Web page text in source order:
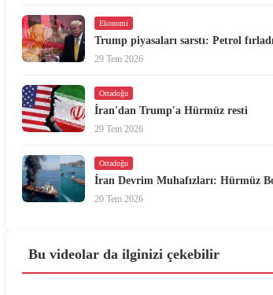
Ekonomi
Trump piyasaları sarstı: Petrol
29 Tem 2026
Ortadoğu
İran'dan Trump'a Hürmüz resti
29 Tem 2026
Ortadoğu
İran Devrim Muhafızları: Hürmüz
20 Tem 2026
Bu videolar da ilginizi çekebilir